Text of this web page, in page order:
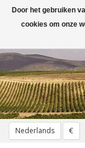
Nederlands €
Toggle
navigation
Door het gebruiken
cookies om onze